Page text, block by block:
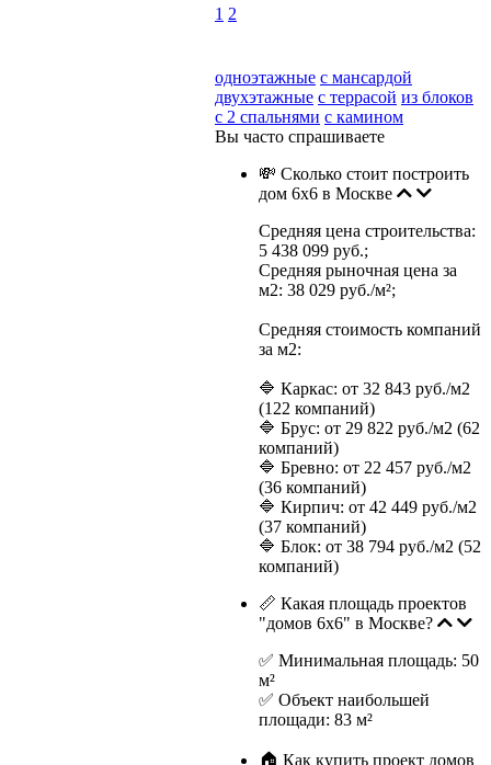
1 2
одноэтажные с мансардой
двухэтажные с террасой из блоков
с 2 спальнями с камином
Вы часто спрашиваете
💸 Сколько стоит построить
дом 6х6 в Москве
Средняя цена строительства:
5 438 099 руб.;
Средняя рыночная цена за
м2: 38 029 руб./м²;
Средняя стоимость компаний
за м2:
🔷 Каркас: от 32 843 руб./м2
(122 компаний)
🔷 Брус: от 29 822 руб./м2 (62
компаний)
🔷 Бревно: от 22 457 руб./м2
(36 компаний)
🔷 Кирпич: от 42 449 руб./м2
(37 компаний)
🔷 Блок: от 38 794 руб./м2 (52
компаний)
📏 Какая площадь проектов
"домов 6х6" в Москве?
✅ Минимальная площадь: 50
м²
✅ Объект наибольшей
площади: 83 м²
🏠 Как купить проект домов